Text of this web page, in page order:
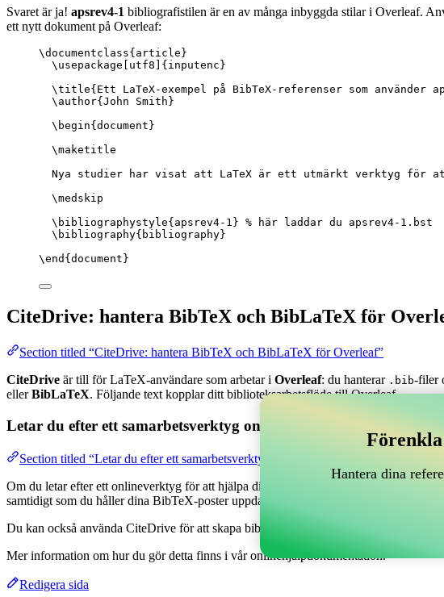
Svaret är ja! apsrev4-1 bibliografistilen är en av många inbyggda stilar i Overleaf.
ett nytt dokument på Overleaf:
\documentclass{ article }
\usepackage
utf8 ]{ inputenc }
\title{Ett LaTeX-exempel på BibTeX-referenser som
\author{John Smith}
\begin{ document }
\maketitle
Nya studier har visat att LaTeX är ett utmärkt verktyg för att
\medskip
\bibliographystyle{apsrev4-1} % här laddar du apsrev4-1.bst
\bibliography{bibliography}
\end { document }
CiteDrive: hantera BibTeX och BibLaTeX för
Section titled “CiteDrive: hantera BibTeX och BibLaTeX för Overleaf”
CiteDrive är till för LaTeX-användare som arbetar i Overleaf: du hanterar .bib-filer
ellerBibLaTeX. Följande text kopplar ditt biblioteksarbetsflöde till Overleaf.
Letar du efter ett samarbetsverktyg online för att hantera dina
Section titled “Letar du efter ett samarbetsverktyg online för att hantera dina
Om du letar efter ett onlineverktyg för att hjälpa dig hantera dina referenser,
samtidigt som du håller dina BibTeX-poster uppdaterade i ditt Overleaf-projekt.
Du kan också använda CiteDrive för att skapa bibliografier och citationer i olika
Mer information om hur du gör detta finns i vår onlinehjälpdokumentation.
Redigera sida
Hantera dina